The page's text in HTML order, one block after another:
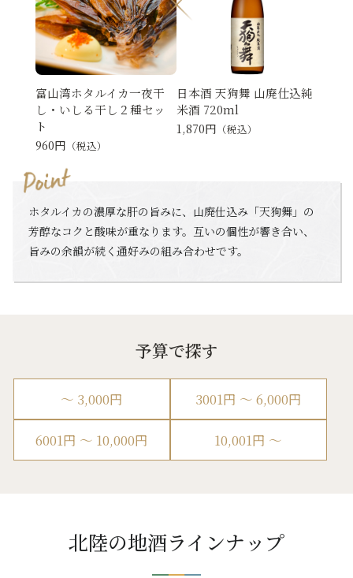
富山湾ホタルイカ一夜干
し・いしる干し２種セッ
ト
960円 （税込）
日本酒 天狗舞 山廃仕込純
米酒 720ml
1,870円 （税込）
ホタルイカの濃厚な肝の旨みに、山廃仕込み「天狗舞」の
芳醇なコクと酸味が重なります。互いの個性が響き合い、
旨みの余韻が続く通好みの組み合わせです。
予算で探す
〜 3,000円 3001円 〜 6,000円
6001円 〜 10,000円 10,001円 〜
北陸の地酒ラインナップ